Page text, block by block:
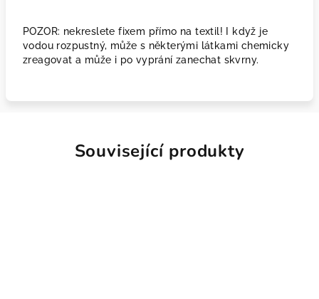
POZOR: nekreslete fixem přímo na textil! I když je
vodou rozpustný, může s některými látkami chemicky
zreagovat a může i po vyprání zanechat skvrny.
Související produkty